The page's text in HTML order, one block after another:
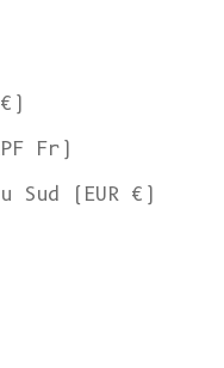
Fr)
(EUR €)